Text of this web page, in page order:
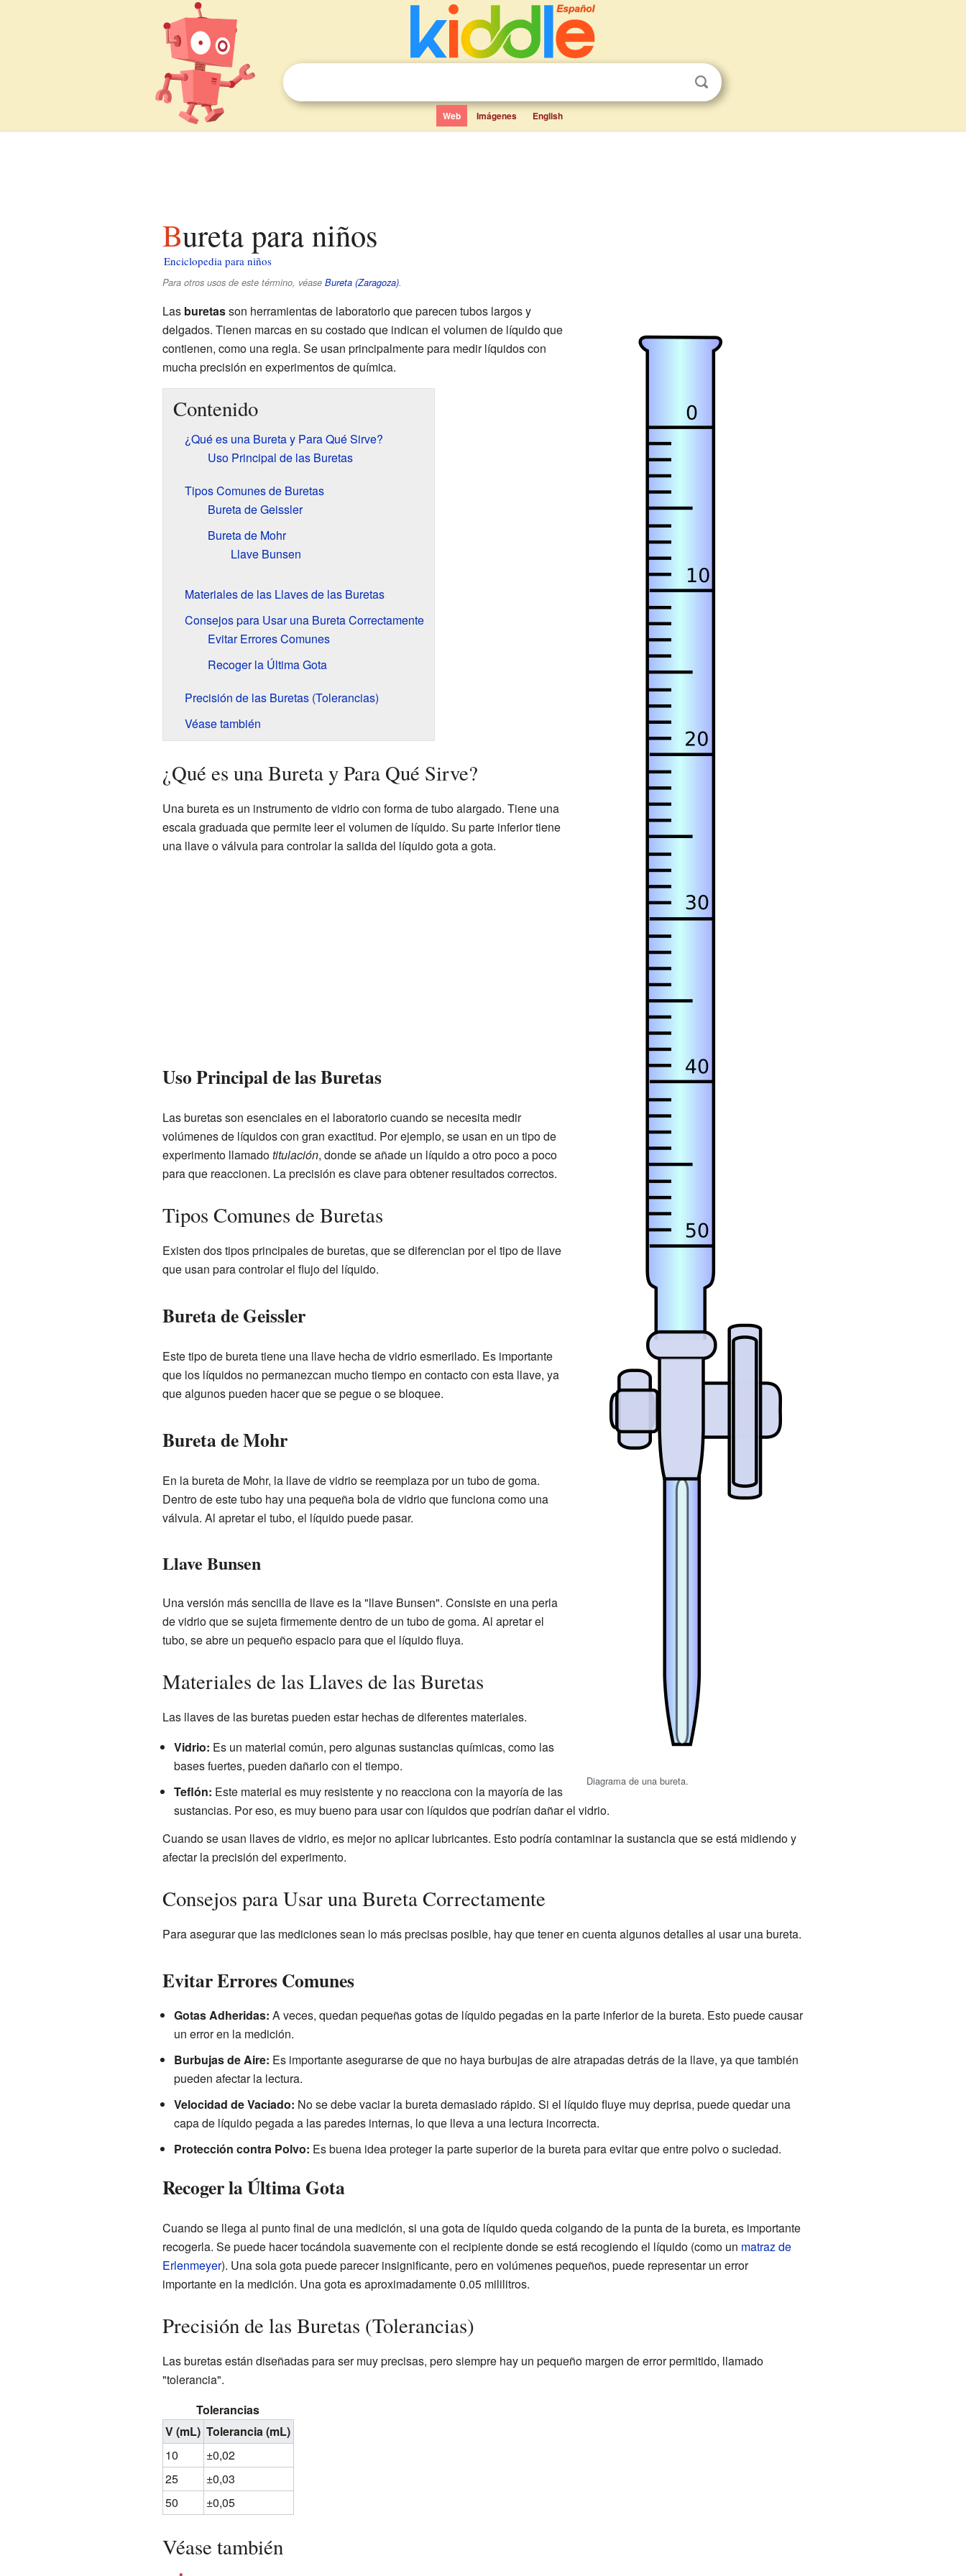
Web Imágenes English
Bureta para niños
Enciclopedia para niños
Para otros usos de este término, véase Bureta (Zaragoza).
Diagrama de una bureta.
Las buretasson herramientas de laboratorio que parecen tubos largos y
delgados. Tienen marcas en su costado que indican el volumen de líquido que
contienen, como una regla. Se usan principalmente para medir líquidos con
mucha precisión en experimentos de química.
Contenido
¿Qué es una Bureta y Para Qué Sirve?
Uso Principal de las Buretas
Tipos Comunes de Buretas
Bureta de Geissler
Bureta de Mohr
Llave Bunsen
Materiales de las Llaves de las Buretas
Consejos para Usar una Bureta Correctamente
Evitar Errores Comunes
Recoger la Última Gota
Precisión de las Buretas (Tolerancias)
Véase también
¿Qué es una Bureta y Para Qué Sirve?
Una bureta es un instrumento de vidrio con forma de tubo alargado. Tiene una
escala graduada que permite leer el volumen de líquido. Su parte inferior tiene
una llave o válvula para controlar la salida del líquido gota a gota.
Uso Principal de las Buretas
Las buretas son esenciales en el laboratorio cuando se necesita medir
volúmenes de líquidos con gran exactitud. Por ejemplo, se usan en un tipo de
experimento llamadotitulación, donde se añade un líquido a otro poco a poco
para que reaccionen. La precisión es clave para obtener resultados correctos.
Tipos Comunes de Buretas
Existen dos tipos principales de buretas, que se diferencian por el tipo de llave
que usan para controlar el flujo del líquido.
Bureta de Geissler
Este tipo de bureta tiene una llave hecha de vidrio esmerilado. Es importante
que los líquidos no permanezcan mucho tiempo en contacto con esta llave, ya
que algunos pueden hacer que se pegue o se bloquee.
Bureta de Mohr
En la bureta de Mohr, la llave de vidrio se reemplaza por un tubo de goma.
Dentro de este tubo hay una pequeña bola de vidrio que funciona como una
válvula. Al apretar el tubo, el líquido puede pasar.
Llave Bunsen
Una versión más sencilla de llave es la "llave Bunsen". Consiste en una perla
de vidrio que se sujeta firmemente dentro de un tubo de goma. Al apretar el
tubo, se abre un pequeño espacio para que el líquido fluya.
Materiales de las Llaves de las Buretas
Las llaves de las buretas pueden estar hechas de diferentes materiales.
Vidrio: Es un material común, pero algunas sustancias químicas, como las
bases fuertes, pueden dañarlo con el tiempo.
Teflón: Este material es muy resistente y no reacciona con la mayoría de las
sustancias. Por eso, es muy bueno para usar con líquidos que podrían dañar el vidrio.
Cuando se usan llaves de vidrio, es mejor no aplicar lubricantes. Esto podría contaminar la sustancia que se está midiendo y
afectar la precisión del experimento.
Consejos para Usar una Bureta Correctamente
Para asegurar que las mediciones sean lo más precisas posible, hay que tener en cuenta algunos detalles al usar una bureta.
Evitar Errores Comunes
Gotas Adheridas: A veces, quedan pequeñas gotas de líquido pegadas en la parte inferior de la bureta. Esto puede causar
un error en la medición.
Burbujas de Aire: Es importante asegurarse de que no haya burbujas de aire atrapadas detrás de la llave, ya que también
pueden afectar la lectura.
Velocidad de Vaciado: No se debe vaciar la bureta demasiado rápido. Si el líquido fluye muy deprisa, puede quedar una
capa de líquido pegada a las paredes internas, lo que lleva a una lectura incorrecta.
Protección contra Polvo: Es buena idea proteger la parte superior de la bureta para evitar que entre polvo o suciedad.
Recoger la Última Gota
Cuando se llega al punto final de una medición, si una gota de líquido queda colgando de la punta de la bureta, es importante
recogerla. Se puede hacer tocándola suavemente con el recipiente donde se está recogiendo el líquido (como un matraz de
Erlenmeyer). Una sola gota puede parecer insignificante, pero en volúmenes pequeños, puede representar un error
importante en la medición. Una gota es aproximadamente 0.05 mililitros.
Precisión de las Buretas (Tolerancias)
Las buretas están diseñadas para ser muy precisas, pero siempre hay un pequeño margen de error permitido, llamado
"tolerancia".
Tolerancias
V (mL) Tolerancia (mL)
10
±0,02
25
±0,03
50
±0,05
Véase también